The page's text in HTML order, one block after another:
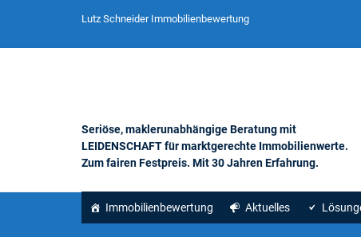
Lutz Schneider Immobilienbewertung
Seriöse, maklerunabhängige Beratung mit
LEIDENSCHAFT für marktgerechte Immobilienwerte.
Zum fairen Festpreis. Mit 30 Jahren Erfahrung.
Immobilienbewertung Aktuelles